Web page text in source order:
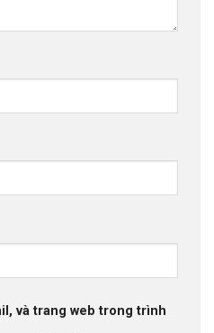
và trang web trong trình